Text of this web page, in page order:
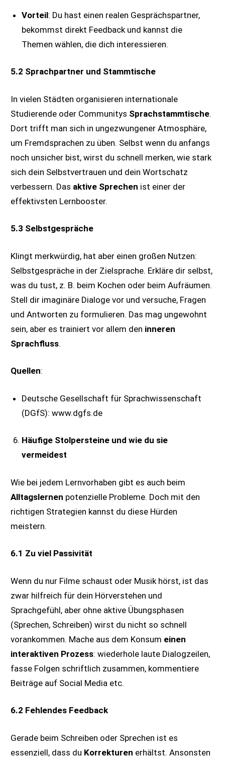
Vorteil: Du hast einen realen Gesprächspartner,
bekommst direkt Feedback und kannst die
Themen wählen, die dich interessieren.
5.2 Sprachpartner und Stammtische
In vielen Städten organisieren internationale
Studierende oder Communitys Sprachstammtische.
Dort trifft man sich in ungezwungener Atmosphäre,
um Fremdsprachen zu üben. Selbst wenn du anfangs
noch unsicher bist, wirst du schnell merken, wie stark
sich dein Selbstvertrauen und dein Wortschatz
verbessern. Das aktive Sprechen ist einer der
effektivsten Lernbooster.
5.3 Selbstgespräche
Klingt merkwürdig, hat aber einen großen Nutzen:
Selbstgespräche in der Zielsprache. Erkläre dir selbst,
was du tust, z. B. beim Kochen oder beim Aufräumen.
Stell dir imaginäre Dialoge vor und versuche, Fragen
und Antworten zu formulieren. Das mag ungewohnt
sein, aber es trainiert vor allem den inneren
Sprachfluss.
Quellen:
Deutsche Gesellschaft für Sprachwissenschaft
(DGfS): www.dgfs.de
Häufige Stolpersteine und wie du sie
vermeidest
Wie bei jedem Lernvorhaben gibt es auch beim
Alltagslernen potenzielle Probleme. Doch mit den
richtigen Strategien kannst du diese Hürden
meistern.
6.1 Zu viel Passivität
Wenn du nur Filme schaust oder Musik hörst, ist das
zwar hilfreich für dein Hörverstehen und
Sprachgefühl, aber ohne aktive Übungsphasen
(Sprechen, Schreiben) wirst du nicht so schnell
vorankommen. Mache aus dem Konsum einen
interaktiven Prozess: wiederhole laute Dialogzeilen,
fasse Folgen schriftlich zusammen, kommentiere
Beiträge auf Social Media etc.
6.2 Fehlendes Feedback
Gerade beim Schreiben oder Sprechen ist es
essenziell, dass du Korrekturen erhältst. Ansonsten